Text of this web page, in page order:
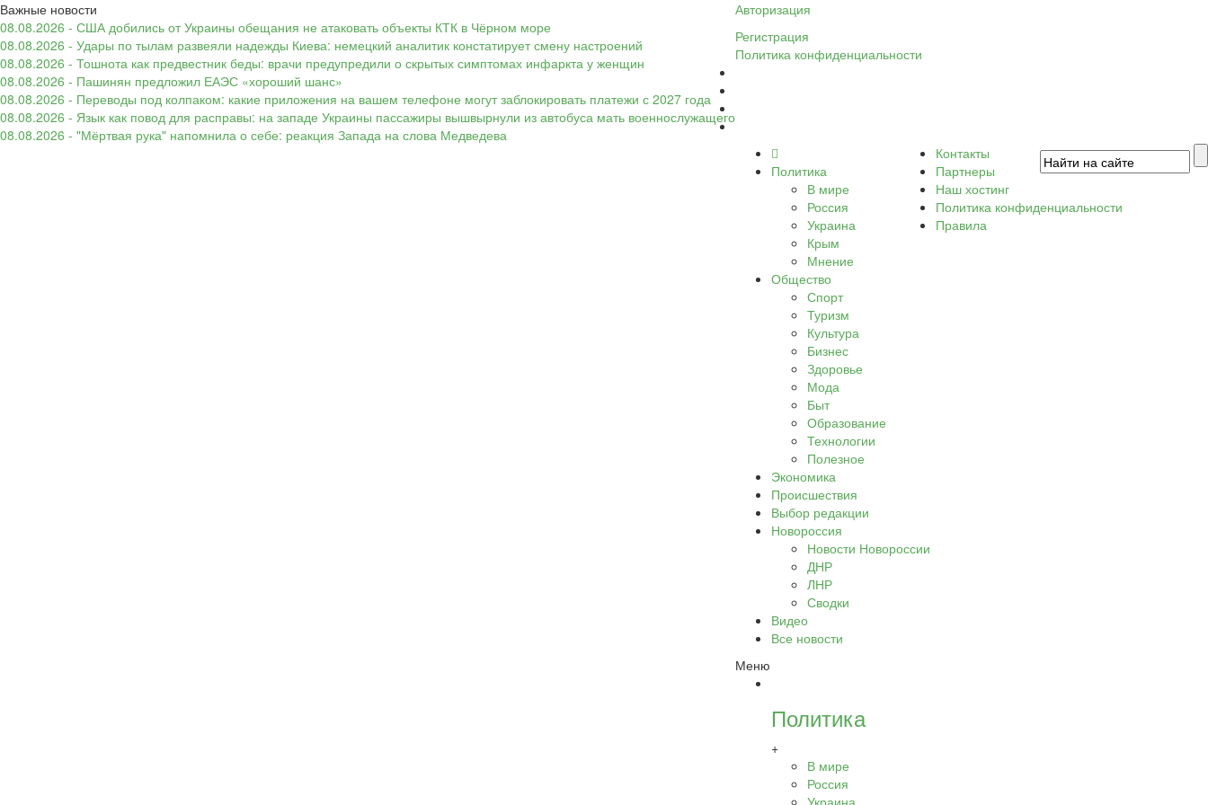
Важные новости
08.08.2026 - США добились от Украины обещания не атаковать объекты КТК в Чёрном море
08.08.2026 - Удары по тылам развеяли надежды Киева: немецкий аналитик констатирует смену настроений
08.08.2026 - Тошнота как предвестник беды: врачи предупредили о скрытых симптомах инфаркта у женщин
08.08.2026 - Пашинян предложил ЕАЭС «хороший шанс»
08.08.2026 - Переводы под колпаком: какие приложения на вашем телефоне могут заблокировать платежи с 2027 года
08.08.2026 - Язык как повод для расправы: на западе Украины пассажиры вышвырнули из автобуса мать военнослужащего
08.08.2026 - "Мёртвая рука" напомнила о себе: реакция Запада на слова Медведева
Авторизация
Регистрация
Политика конфиденциальности
Политика
В мире
Россия
Украина
Крым
Мнение
Общество
Спорт
Туризм
Культура
Бизнес
Здоровье
Мода
Быт
Образование
Технологии
Полезное
Экономика
Происшествия
Выбор редакции
Новороссия
Новости Новороссии
ДНР
ЛНР
Сводки
Видео
Все новости
Меню
Политика
+
В мире
Россия
Украина
Контакты
Партнеры
Наш хостинг
Политика конфиденциальности
Правила